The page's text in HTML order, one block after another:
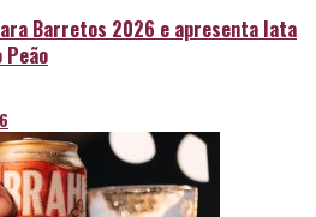
Barretos 2026 e apresenta lata
Peão